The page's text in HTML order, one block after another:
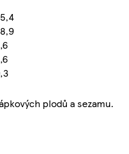
plodů a sezamu.